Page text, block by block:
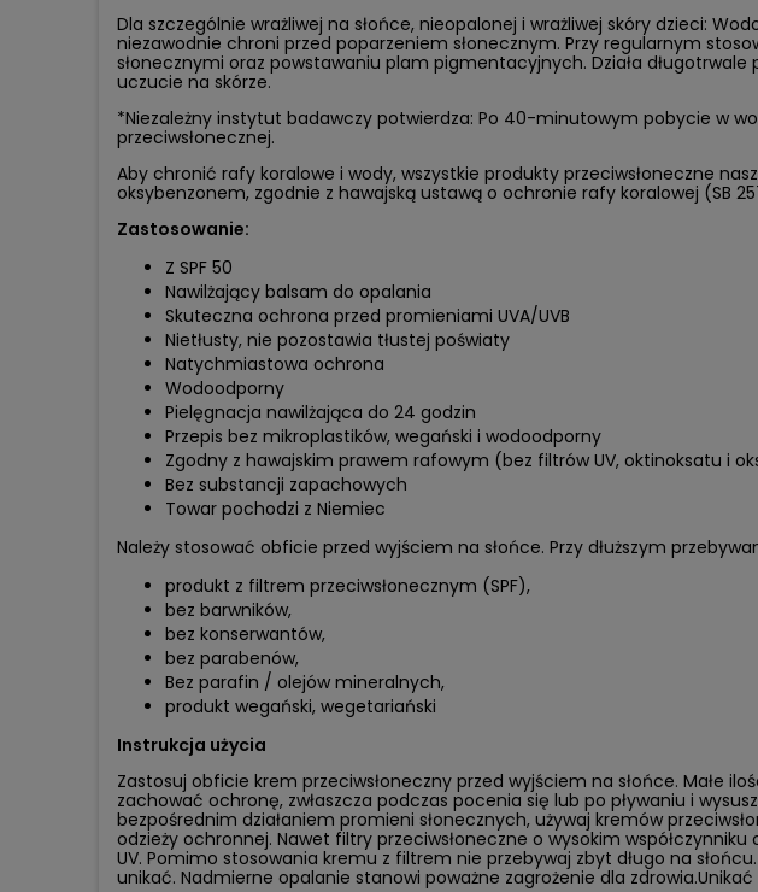
Dla szczególnie wrażliwej na słońce, nieopalonej i wrażliwej skóry dzieci:
niezawodnie chroni przed poparzeniem słonecznym. Przy regularnym
słonecznymi oraz powstawaniu plam pigmentacyjnych. Działa
uczucie na skórze.
*Niezależny instytut badawczy potwierdza: Po 40-minutowym pobycie w
przeciwsłonecznej.
Aby chronić rafy koralowe i wody, wszystkie produkty przeciwsłoneczne
oksybenzonem, zgodnie z hawajską ustawą o ochronie rafy koralowej (SB
Zastosowanie:
Z SPF 50
Nawilżający balsam do opalania
Skuteczna ochrona przed promieniami UVA/UVB
Nietłusty, nie pozostawia tłustej poświaty
Natychmiastowa ochrona
Wodoodporny
Pielęgnacja nawilżająca do 24 godzin
Przepis bez mikroplastików, wegański i wodoodporny
Zgodny z hawajskim prawem rafowym (bez filtrów UV, oktinoksatu i
Bez substancji zapachowych
Towar pochodzi z Niemiec
Należy stosować obficie przed wyjściem na słońce. Przy dłuższym
produkt z filtrem przeciwsłonecznym (SPF),
bez barwników,
bez konserwantów,
bez parabenów,
Bez parafin / olejów mineralnych,
produkt wegański, wegetariański
Instrukcja użycia
Zastosuj obficie krem przeciwsłoneczny przed wyjściem na słońce. Małe
zachować ochronę, zwłaszcza podczas pocenia się lub po pływaniu i
bezpośrednim działaniem promieni słonecznych, używaj kremów
odzieży ochronnej. Nawet filtry przeciwsłoneczne o wysokim
UV. Pomimo stosowania kremu z filtrem nie przebywaj zbyt długo na
unikać. Nadmierne opalanie stanowi poważne zagrożenie dla